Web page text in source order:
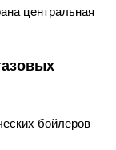
центральная
бойлеров